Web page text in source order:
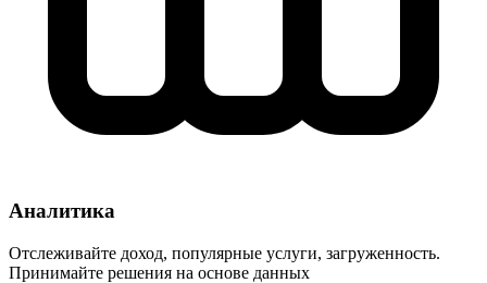
Аналитика
Отслеживайте доход, популярные услуги, загруженность.
Принимайте решения на основе данных